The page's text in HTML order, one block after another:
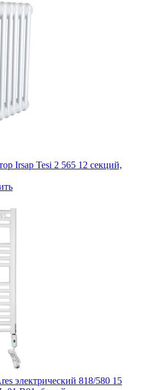
Irsap Tesi 2 565 12 секций,
электрический 818/580 15